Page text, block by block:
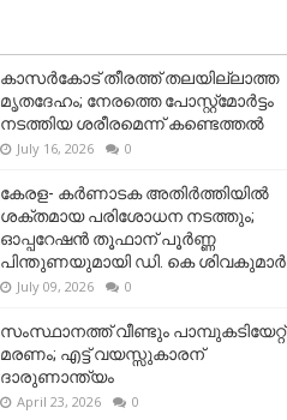
കാസർകോട് തീരത്ത് തലയില്ലാത്ത
മൃതദേഹം; നേരത്തെ പോസ്റ്റ്‌മോർട്ടം
നടത്തിയ ശരീരമെന്ന് കണ്ടെത്തൽ
July 16, 2026 0
കേരള- കർണാടക അതിർത്തിയിൽ
ശക്തമായ പരിശോധന നടത്തും;
ഓപ്പറേഷൻ തൂഫാന് പൂർണ്ണ
പിന്തുണയുമായി ഡി. കെ ശിവകുമാർ
July 09, 2026 0
സംസ്ഥാനത്ത് വീണ്ടും പാമ്പുകടിയേറ്റ്
മരണം; എട്ട് വയസ്സുകാരന്
ദാരുണാന്ത്യം
April 23, 2026 0